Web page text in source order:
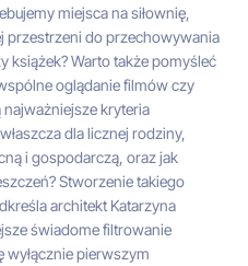
miejsca na siłownię,
przestrzeni do przechowywania
książek? Warto także pomyśleć
oglądanie filmów czy
kryteria
dla licznej rodziny,
i gospodarczą, oraz jak
Stworzenie takiego
architekt Katarzyna
świadome filtrowanie
pierwszym